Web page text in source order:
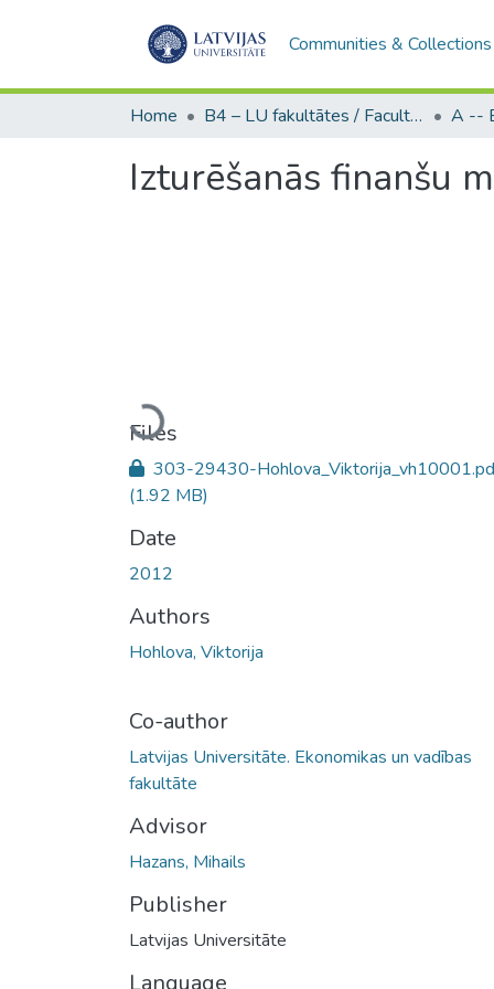
Communities & Collections
Home B4 – LU fakultātes / Faculties of the UL
Izturēšanās finanšu
Loading...
Files
303-29430-
(1.92 MB)
Date
2012
Authors
Hohlova, Viktorija
Co-author
Latvijas Universitāte. Ekonomikas un vadības
fakultāte
Advisor
Hazans, Mihails
Publisher
Latvijas Universitāte
Language